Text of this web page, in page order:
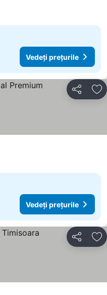
Vedeți prețurile
Distribuiți
Vedeți prețurile
Distribuiți